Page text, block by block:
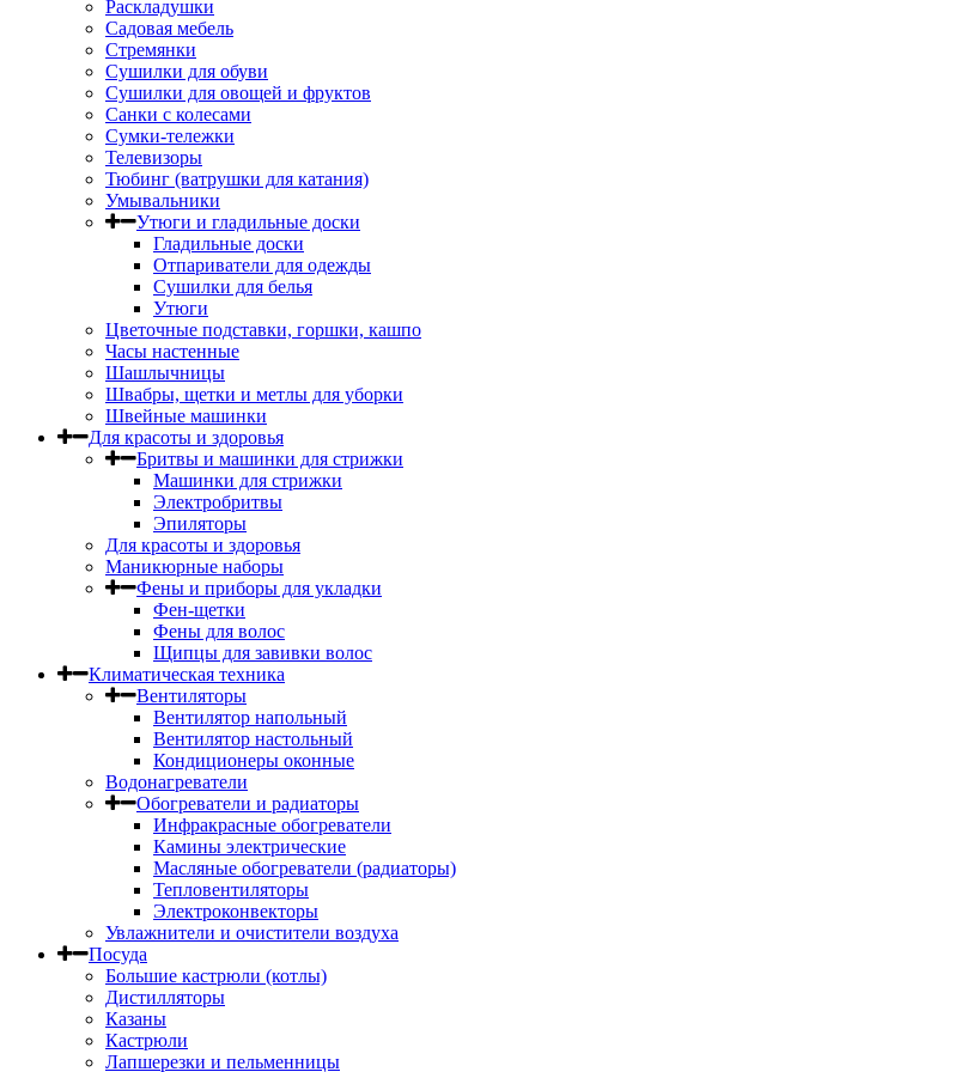
Раскладушки
Садовая мебель
Стремянки
Сушилки для обуви
Сушилки для овощей и фруктов
Санки с колесами
Сумки-тележки
Телевизоры
Тюбинг (ватрушки для катания)
Умывальники
Утюги и гладильные доски
Гладильные доски
Отпариватели для одежды
Сушилки для белья
Утюги
Цветочные подставки, горшки, кашпо
Часы настенные
Шашлычницы
Швабры, щетки и метлы для уборки
Швейные машинки
Для красоты и здоровья
Бритвы и машинки для стрижки
Машинки для стрижки
Электробритвы
Эпиляторы
Для красоты и здоровья
Маникюрные наборы
Фены и приборы для укладки
Фен-щетки
Фены для волос
Щипцы для завивки волос
Климатическая техника
Вентиляторы
Вентилятор напольный
Вентилятор настольный
Кондиционеры оконные
Водонагреватели
Обогреватели и радиаторы
Инфракрасные обогреватели
Камины электрические
Масляные обогреватели (радиаторы)
Тепловентиляторы
Электроконвекторы
Увлажнители и очистители воздуха
Посуда
Большие кастрюли (котлы)
Дистилляторы
Казаны
Кастрюли
Лапшерезки и пельменницы